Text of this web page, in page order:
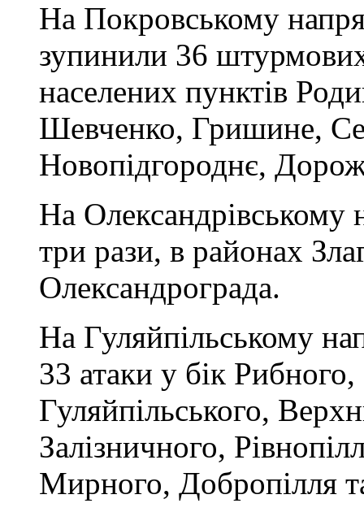
На Покровському
зупинили 36
населених пунктів
Шевченко, Гришине,
Новопідгороднє,
На Олександрівському
три рази, в районах
Олександрограда.
На Гуляйпільському
33 атаки у бік
Гуляйпільського,
Залізничного,
Мирного, Добропілля